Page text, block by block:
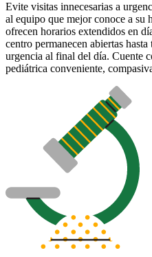
Evite visitas innecesarias a
al equipo que mejor conoce a su
ofrecen horarios extendidos en
centro permanecen abiertas
urgencia al final del día. Cuente
pediátrica conveniente,